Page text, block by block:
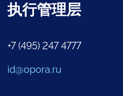
执行管理层
+7 (495) 247 4777
id@opora.ru